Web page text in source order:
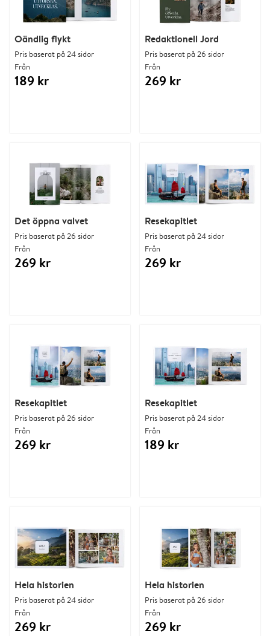
Oändlig flykt
Pris baserat på 24 sidor
Från
189 kr
Redaktionell Jord
Pris baserat på 26 sidor
Från
269 kr
Det öppna valvet
Pris baserat på 26 sidor
Från
269 kr
Resekapitlet
Pris baserat på 24 sidor
Från
269 kr
Resekapitlet
Pris baserat på 26 sidor
Från
269 kr
Resekapitlet
Pris baserat på 24 sidor
Från
189 kr
Hela historien
Pris baserat på 24 sidor
Från
269 kr
Hela historien
Pris baserat på 26 sidor
Från
269 kr